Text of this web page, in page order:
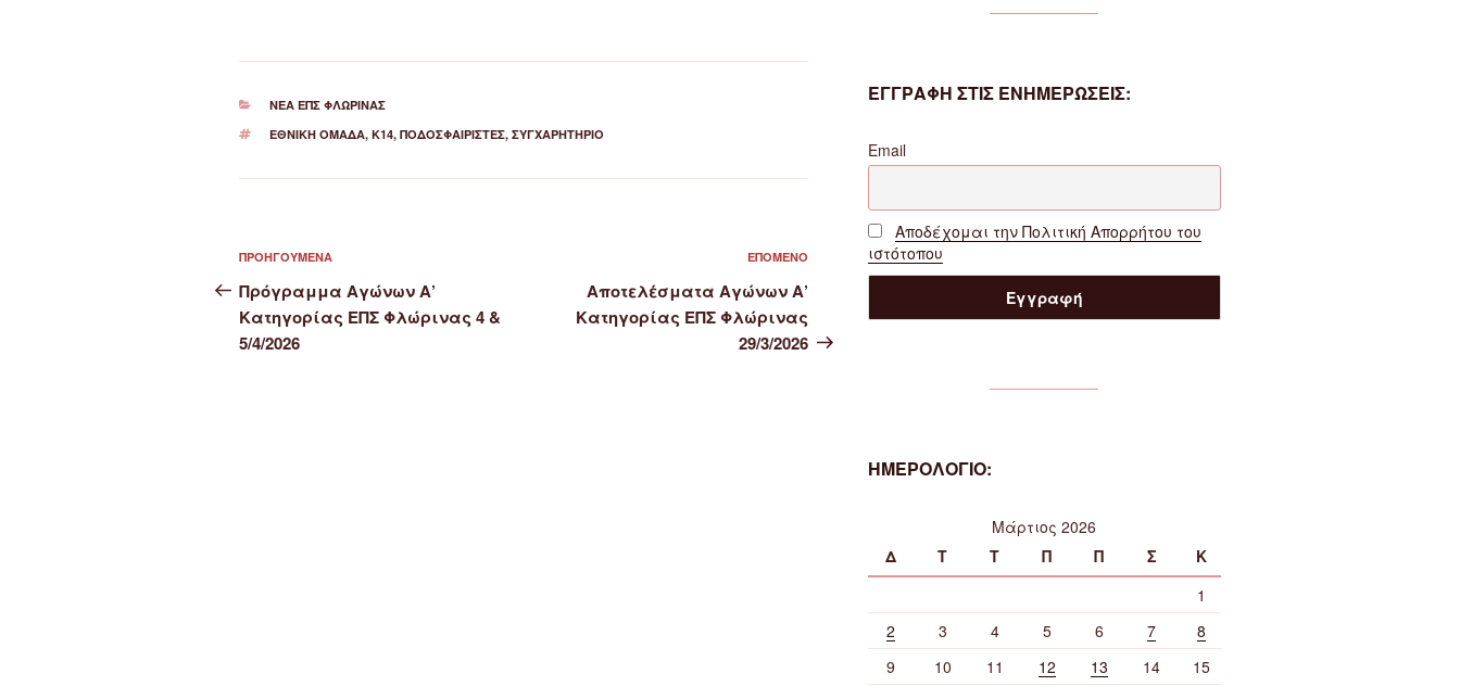
ΚΑΤΗΓΟΡΊΕΣ
ΝΈΑ ΕΠΣ ΦΛΏΡΙΝΑΣ
ΕΤΙΚΈΤΕΣ
ΕΘΝΙΚΉ ΟΜΆΔΑ, Κ14, ΠΟΔΟΣΦΑΙΡΙΣΤΈΣ, ΣΥΓΧΑΡΗΤΉΡΙΟ
Πλοήγηση
άρθρων
Προηγούμενο
άρθρο
ΠΡΟΗΓΟΎΜΕΝΑ
Πρόγραμμα Αγώνων Α’
Κατηγορίας ΕΠΣ Φλώρινας 4 &
5/4/2026
Επόμενο
ΕΠΌΜΕΝΟ
Αποτελέσματα Αγώνων Α’
Κατηγορίας ΕΠΣ Φλώρινας
29/3/2026
ΕΓΓΡΑΦΗ ΣΤΙΣ ΕΝΗΜΕΡΩΣΕΙΣ:
Email
Αποδέχομαι την Πολιτική Απορρήτου του
ιστότοπου
ΗΜΕΡΟΛΟΓΙΟ:
Μάρτιος 2026
Δ
Τ Τ Π Π Σ
Κ
1
2
3 4 5 6 7
8
9
10 11 12 13 14
15